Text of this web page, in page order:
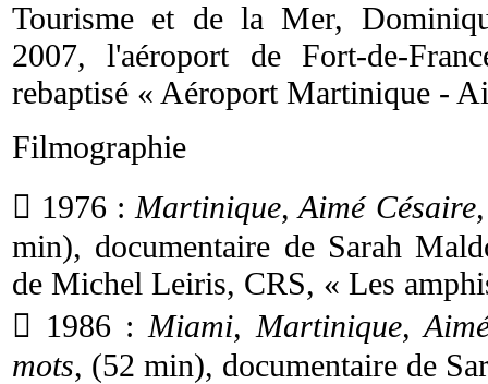
Tourisme et de la Mer,
2007, l'aéroport de Fort-de-
rebaptisé « Aéroport Martinique -
Filmographie
 1976 : Martinique, Aimé
min), documentaire de Sarah
de Michel Leiris, CRS, « Les
 1986 : Miami, Martinique,
mots, (52 min), documentaire de